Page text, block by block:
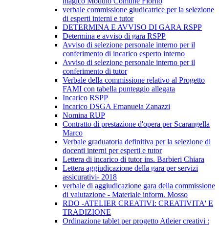
verbale commissione giudicatrice per la selezione
di esperti interni e tutor
DETERMINA E AVVISO DI GARA RSPP
Determina e avviso di gara RSPP
Avviso di selezione personale interno per il
conferimento di incarico esperto interno
Avviso di selezione personale interno per il
conferimento di tutor
Verbale della commissione relativo al Progetto
FAMI con tabella punteggio allegata
Incarico RSPP
Incarico DSGA Emanuela Zanazzi
Nomina RUP
Contratto di prestazione d'opera per Scarangella
Marco
Verbale graduatoria definitiva per la selezione di
docenti interni per esperti e tutor
Lettera di incarico di tutor ins. Barbieri Chiara
Lettera aggiudicazione della gara per servizi
assicurativi- 2018
verbale di aggiudicazione gara della commissione
di valutazione - Materiale inform. Mosso
RDO -ATELIER CREATIVI: CREATIVITA' E
TRADIZIONE
Ordinazione tablet per progetto Atleier creativi :